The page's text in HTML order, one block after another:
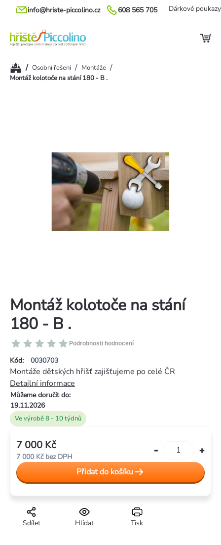
Přejít
608 565 705
info@hriste-piccolino.cz Dárkové poukazy
Domů/ Osobní řešení / Montáže /
Montáž kolotoče na stání 180 - B .
Montáž kolotoče na stání
180 - B .
Kód: 0030703
Průměrné
hodnocení
produktu
je
0,0
z
5
hvězdiček.
Podrobnosti hodnocení
Ve výrobě 8 - 10 týdnů
Můžeme doručit do:
19.11.2026
Montáže dětských hřišť zajišťujeme po celé ČR
Detailní informace
Tisk
Hlídat
Sdílet
7 000 Kč
7 000 Kč bez DPH
cena:
Přidat do košíku